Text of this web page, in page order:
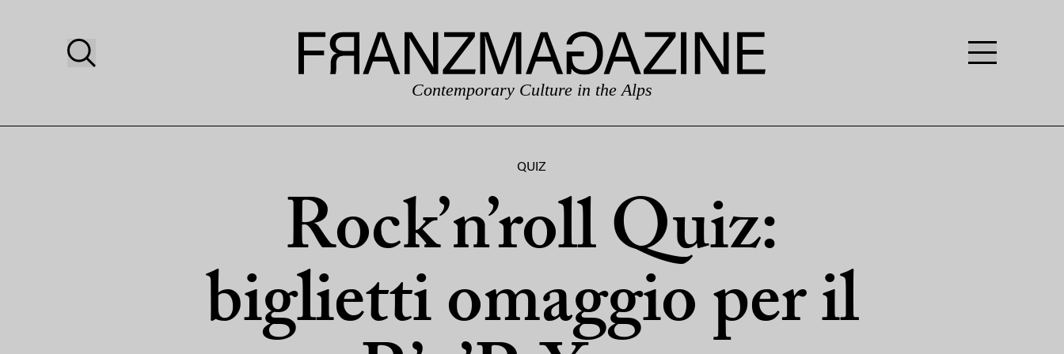
Contemporary Culture in the Alps
QUIZ
Rock’n’roll Quiz:
biglietti omaggio per il